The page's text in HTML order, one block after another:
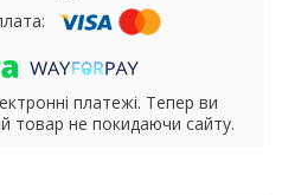
платежі. Тепер ви
товар не покидаючи сайту.